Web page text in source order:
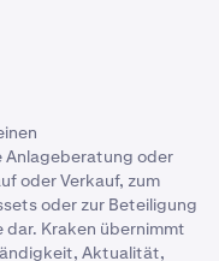
Währung,
ETH mit der Zeit
ein maximales
hat, gibt es keine
die in Umlauf
Anlageberatung oder
oder Verkauf, zum
oder zur Beteiligung
Kraken übernimmt
Aktualität,